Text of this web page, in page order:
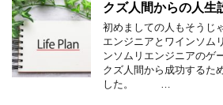
クズ人間からの人生
初めましての人もそうじ
エンジニアとワインソム
ンソムリエンジニアの
クズ人間から成功するた
した。 …